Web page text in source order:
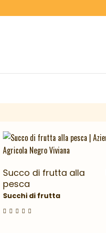
Succo di frutta alla
pesca
Succhi di frutta